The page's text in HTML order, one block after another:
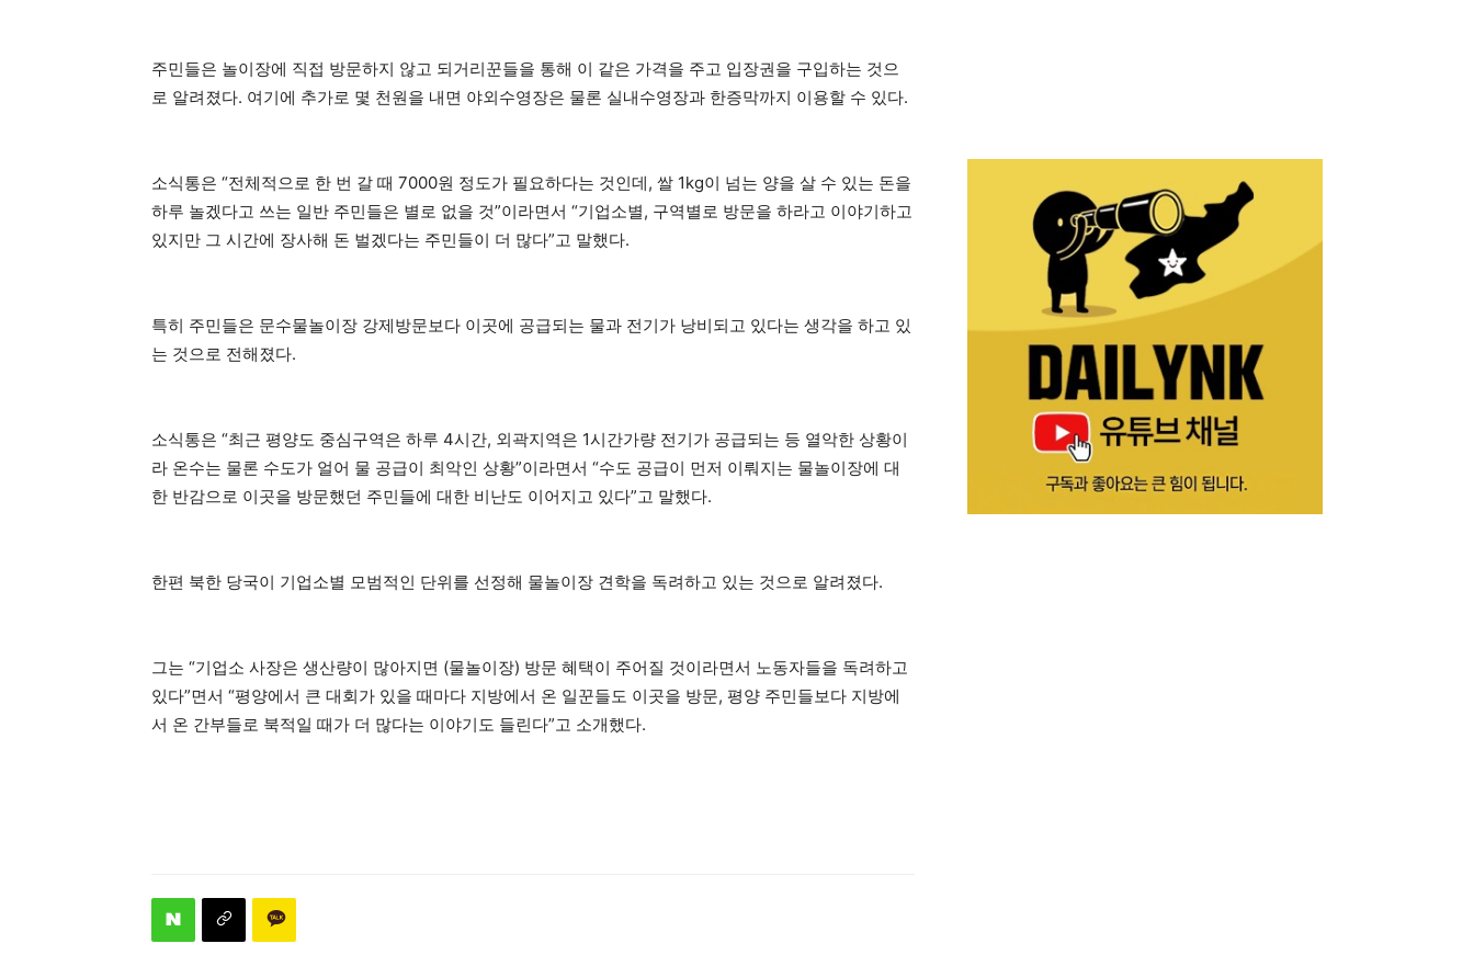
주민들은 놀이장에 직접 방문하지 않고 되거리꾼들을 통해 이 같은 가격을 주고 입장권을 구입하는 것으
로 알려졌다. 여기에 추가로 몇 천원을 내면 야외수영장은 물론 실내수영장과 한증막까지 이용할 수 있다.
소식통은 “전체적으로 한 번 갈 때 7000원 정도가 필요하다는 것인데, 쌀 1kg이 넘는 양을 살 수 있는 돈을
하루 놀겠다고 쓰는 일반 주민들은 별로 없을 것”이라면서 “기업소별, 구역별로 방문을 하라고 이야기하고
있지만 그 시간에 장사해 돈 벌겠다는 주민들이 더 많다”고 말했다.
특히 주민들은 문수물놀이장 강제방문보다 이곳에 공급되는 물과 전기가 낭비되고 있다는 생각을 하고 있
는 것으로 전해졌다.
소식통은 “최근 평양도 중심구역은 하루 4시간, 외곽지역은 1시간가량 전기가 공급되는 등 열악한 상황이
라 온수는 물론 수도가 얼어 물 공급이 최악인 상황”이라면서 “수도 공급이 먼저 이뤄지는 물놀이장에 대
한 반감으로 이곳을 방문했던 주민들에 대한 비난도 이어지고 있다”고 말했다.
한편 북한 당국이 기업소별 모범적인 단위를 선정해 물놀이장 견학을 독려하고 있는 것으로 알려졌다.
그는 “기업소 사장은 생산량이 많아지면 (물놀이장) 방문 혜택이 주어질 것이라면서 노동자들을 독려하고
있다”면서 “평양에서 큰 대회가 있을 때마다 지방에서 온 일꾼들도 이곳을 방문, 평양 주민들보다 지방에
서 온 간부들로 북적일 때가 더 많다는 이야기도 들린다”고 소개했다.